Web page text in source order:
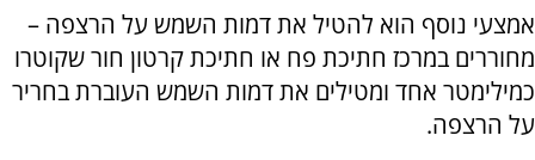
אמצעי נוסף הוא להטיל את דמות השמש על הרצפה –
מחוררים במרכז חתיכת פח או חתיכת קרטון חור שקוטרו
כמילימטר אחד ומטילים את דמות השמש העוברת בחריר
על הרצפה.